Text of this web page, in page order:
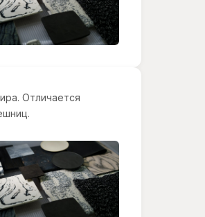
Отличается